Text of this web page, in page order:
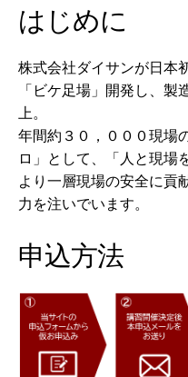
はじめに
株式会社ダイサンが日本
「ビケ足場」開発し、製
上。
年間約３０，０００現場
ロ」として、「人と現場
より一層現場の安全に貢
力を注いでいます。
申込方法